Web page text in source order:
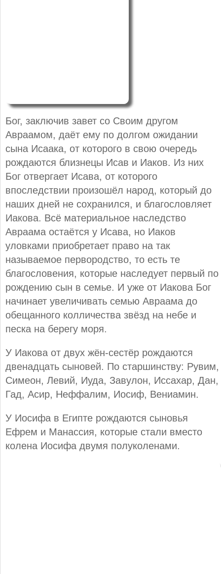
Бог, заключив завет со Своим другом
Авраамом, даёт ему по долгом ожидании
сына Исаака, от которого в свою очередь
рождаются близнецы Исав и Иаков. Из них
Бог отвергает Исава, от которого
впоследствии произошёл народ, который до
наших дней не сохранился, и благословляет
Иакова. Всё материальное наследство
Авраама остаётся у Исава, но Иаков
уловками приобретает право на так
называемое первородство, то есть те
благословения, которые наследует первый по
рождению сын в семье. И уже от Иакова Бог
начинает увеличивать семью Авраама до
обещанного колличества звёзд на небе и
песка на берегу моря.
У Иакова от двух жён-сестёр рождаются
двенадцать сыновей. По старшинству: Рувим,
Симеон, Левий, Иуда, Завулон, Иссахар, Дан,
Гад, Асир, Неффалим, Иосиф, Вениамин.
У Иосифа в Египте рождаются сыновья
Ефрем и Манассия, которые стали вместо
колена Иосифа двумя полуколенами.